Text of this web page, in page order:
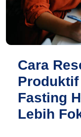
Cara
Produktif
Fasting
Lebih